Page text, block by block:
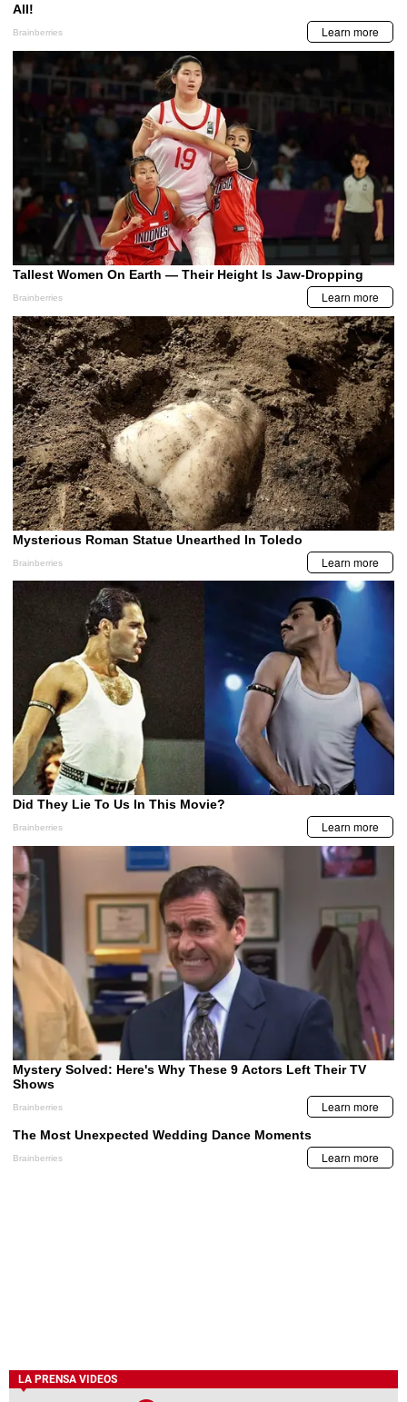
LA PRENSA VIDEOS